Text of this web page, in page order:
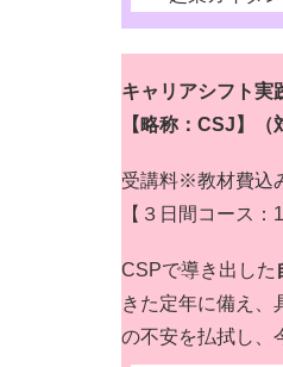
キャリアシフト実
【略称：CSJ】（
受講料※教材費込
【３日間コース：
CSPで導き出した
きた定年に備え、
の不安を払拭し、